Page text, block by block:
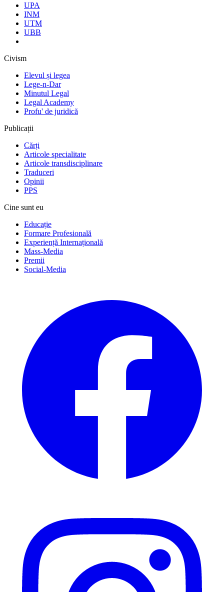
UPA
INM
UTM
UBB
Civism
Elevul și legea
Lege-n-Dar
Minutul Legal
Legal Academy
Profu' de juridică
Publicații
Cărți
Articole specialitate
Articole transdisciplinare
Traduceri
Opinii
PPS
Cine sunt eu
Educație
Formare Profesională
Experiență Internațională
Mass-Media
Premii
Social-Media